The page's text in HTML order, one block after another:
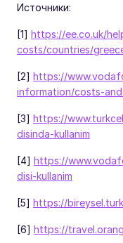
Источники:
[1] https://ee.co.uk/
costs/countries/
[2] https://
information/costs-
[3] https://
disinda-kullanim
[4] https://
disi-kullanim
[5] https://
[6] https://